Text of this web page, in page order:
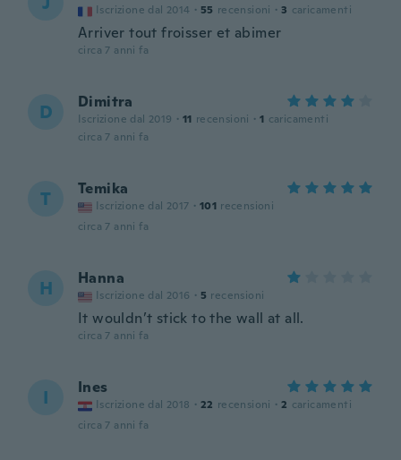
Iscrizione dal 2014 · 55 recensioni · 3 caricamenti
Arriver tout froisser et abimer
circa 7 anni fa
D Dimitra
Iscrizione dal 2019 · 11 recensioni · 1 caricamenti
circa 7 anni fa
T Temika
Iscrizione dal 2017 · 101 recensioni
circa 7 anni fa
H Hanna
Iscrizione dal 2016 · 5 recensioni
It wouldn’t stick to the wall at all.
circa 7 anni fa
I Ines
Iscrizione dal 2018 · 22 recensioni · 2 caricamenti
circa 7 anni fa